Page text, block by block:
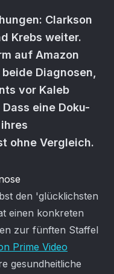
Clarkson
Krebs weiter.
auf Amazon
Diagnosen,
vor Kaleb
eine Doku-
ohne Vergleich.
den 'glücklichsten
einen konkreten
zur fünften Staffel
Prime Video
gesundheitliche